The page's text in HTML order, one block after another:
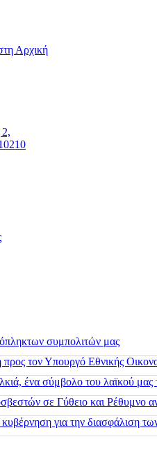
Αρχική
συμπολιτών μας
προς τον Υπουργό Εθνικής
ένα σύμβολο του λαϊκού μας
σε Γύθειο και Ρέθυμνο
για την διασφάλιση